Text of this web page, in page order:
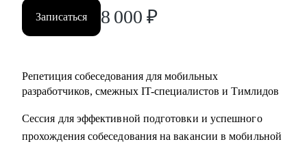
Записаться 8 000 ₽
Репетиция собеседования для мобильных
разработчиков, смежных IT-специалистов и Тимлидов
Сессия для эффективной подготовки и успешного
прохождения собеседования на вакансии в мобильной